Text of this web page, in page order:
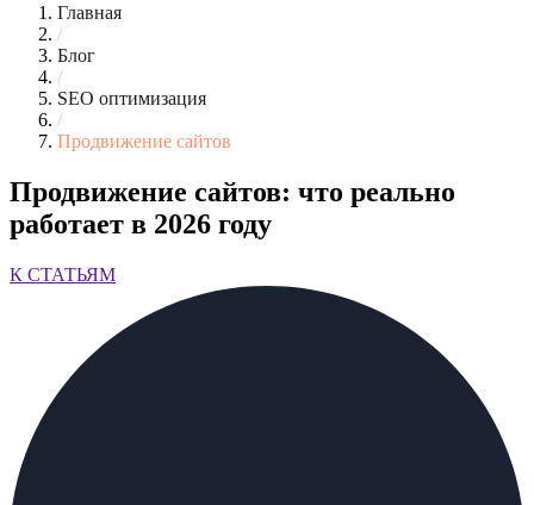
Главная
/
Блог
/
SEO оптимизация
/
Продвижение сайтов
Продвижение сайтов: что реально
работает в 2026 году
К СТАТЬЯМ